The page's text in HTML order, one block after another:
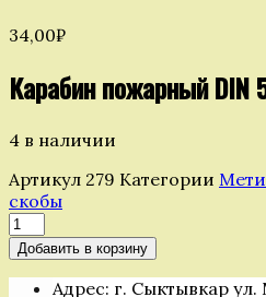
34,00₽
Карабин пожарный DIN
4 в наличии
Артикул 279 Категории
скобы
Количество
товара
Карабин
пожарный
Добавить в корзину
Адрес: г. Сыктывкар